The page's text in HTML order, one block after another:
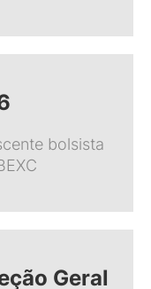
bolsista
Geral